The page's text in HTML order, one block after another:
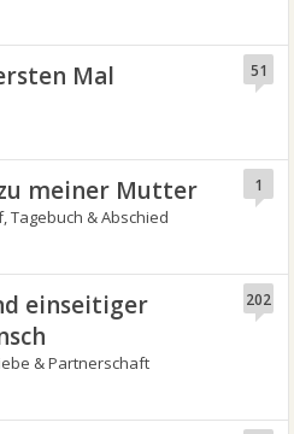
Mal 51
meiner Mutter
Tagebuch & Abschied
1
einseitiger
& Partnerschaft
202